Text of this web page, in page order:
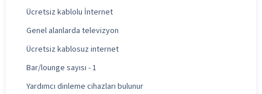
Ücretsiz kablolu İnternet
Genel alanlarda televizyon
Ücretsiz kablosuz internet
Bar/lounge sayısı - 1
Yardımcı dinleme cihazları bulunur